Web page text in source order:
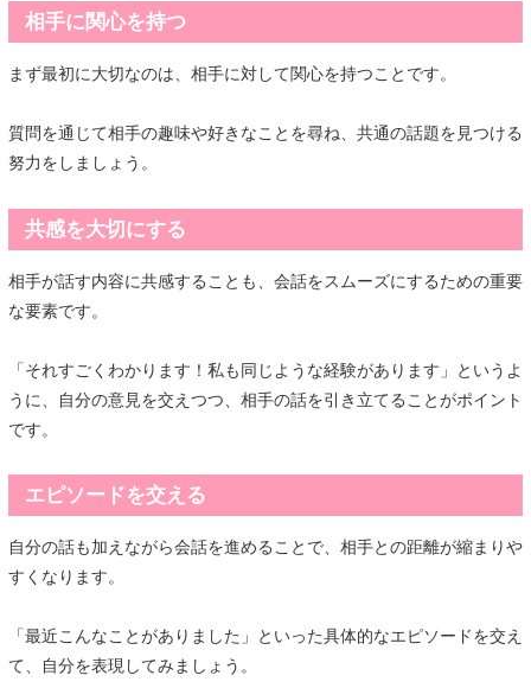
相手に関心を持つ
まず最初に大切なのは、相手に対して関心を持つことです。
質問を通じて相手の趣味や好きなことを尋ね、共通の話題を見つける
努力をしましょう。
共感を大切にする
相手が話す内容に共感することも、会話をスムーズにするための重要
な要素です。
「それすごくわかります！私も同じような経験があります」というよ
うに、自分の意見を交えつつ、相手の話を引き立てることがポイント
です。
エピソードを交える
自分の話も加えながら会話を進めることで、相手との距離が縮まりや
すくなります。
「最近こんなことがありました」といった具体的なエピソードを交え
て、自分を表現してみましょう。